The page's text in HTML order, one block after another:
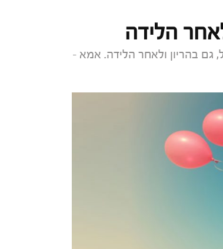
הלידה
גם בהריון ולאחר הלידה. אמא -